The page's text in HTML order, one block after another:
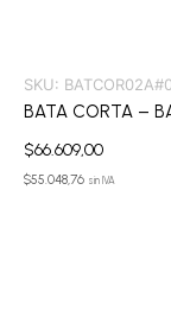
SKU:
BATA CORTA –
$66.609,00
$55.048,76 sin IVA